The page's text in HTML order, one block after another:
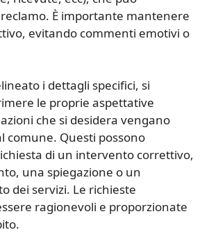
È importante mantenere
evitando commenti emotivi o
i dettagli specifici, si
le proprie aspettative
che si desidera vengano
comune. Questi possono
di un intervento correttivo,
una spiegazione o un
dei servizi. Le richieste
ragionevoli e proporzionate